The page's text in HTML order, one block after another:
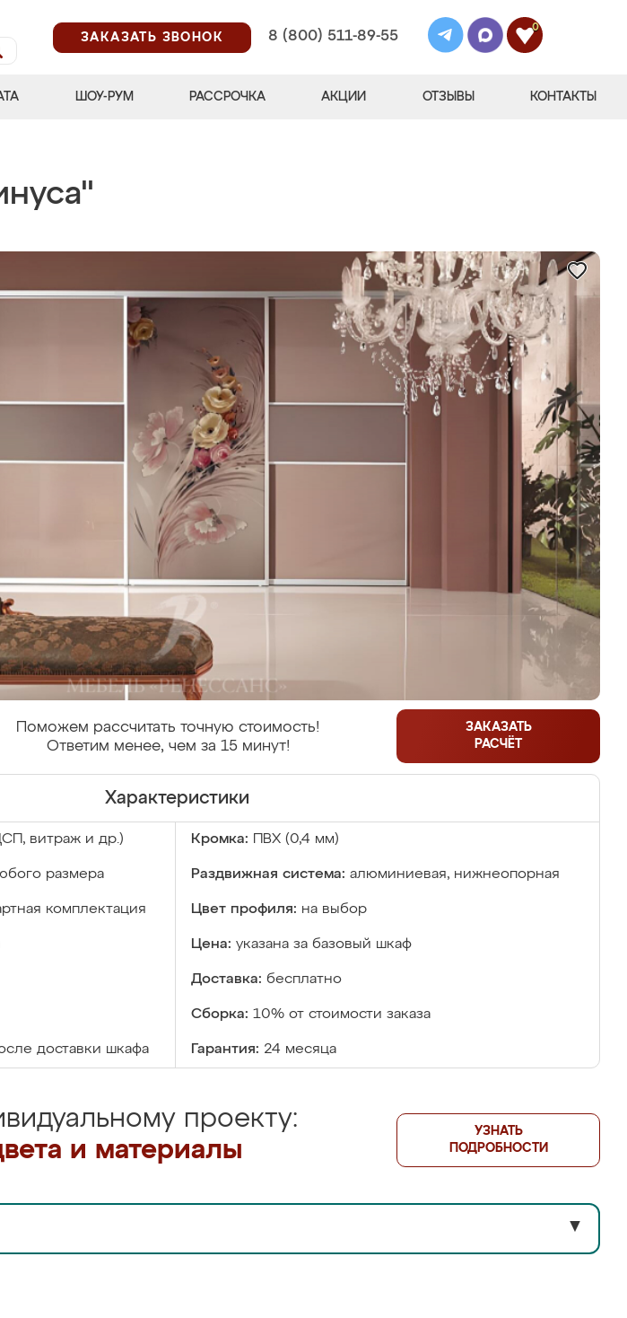
ЗАКАЗАТЬ ЗВОНОК
8 (800) 511-89-55
0
ШОУ-РУМ РАССРОЧКА АКЦИИ ОТЗЫВЫ КОНТАКТЫ
Поможем рассчитать точную стоимость!
Ответим менее, чем за 15 минут!
ЗАКАЗАТЬ
РАСЧЁТ
Характеристики
витраж и др.) Кромка: ПВХ (0,4 мм)
размера Раздвижная система: алюминиевая, нижнеопорная
комплектация Цвет профиля: на выбор
Цена: указана за базовый шкаф
Доставка: бесплатно
Сборка: 10% от стоимости заказа
доставки шкафа Гарантия: 24 месяца
проекту:
и материалы
УЗНАТЬ
ПОДРОБНОСТИ
▼